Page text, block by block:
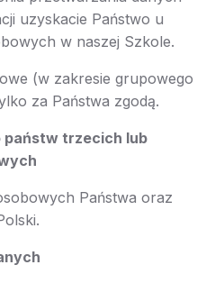
uzyskacie Państwo u
w naszej Szkole.
(w zakresie grupowego
za Państwa zgodą.
państw trzecich lub
Państwa oraz